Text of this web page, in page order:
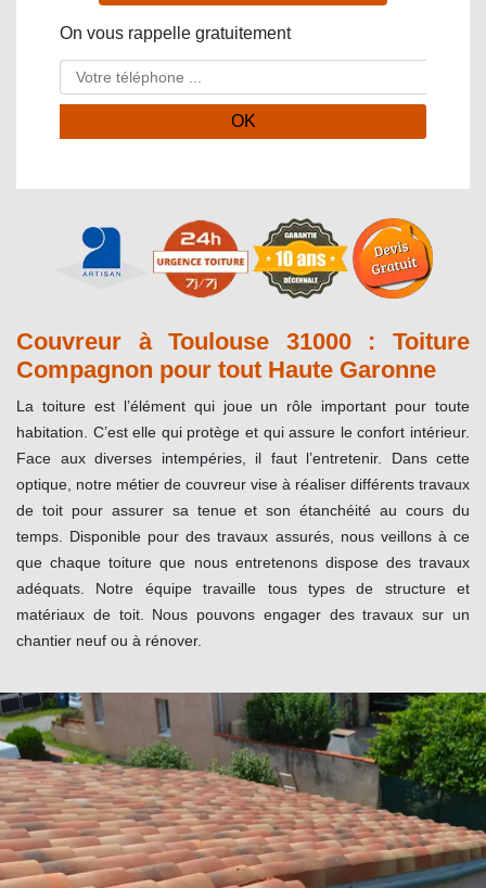
On vous rappelle gratuitement
Couvreur à Toulouse 31000 : Toiture
Compagnon pour tout Haute Garonne
La toiture est l’élément qui joue un rôle important pour toute
habitation. C’est elle qui protège et qui assure le confort intérieur.
Face aux diverses intempéries, il faut l’entretenir. Dans cette
optique, notre métier de couvreur vise à réaliser différents travaux
de toit pour assurer sa tenue et son étanchéité au cours du
temps. Disponible pour des travaux assurés, nous veillons à ce
que chaque toiture que nous entretenons dispose des travaux
adéquats. Notre équipe travaille tous types de structure et
matériaux de toit. Nous pouvons engager des travaux sur un
chantier neuf ou à rénover.